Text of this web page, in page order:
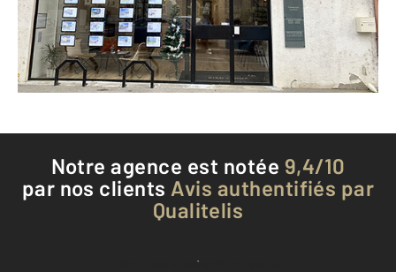
Envoyer un message
Téléphoner à l'agence
Notre agence est notée 9,4/10
par nos clients Avis authentifiés par
Qualitelis
Voir tous les avis clients